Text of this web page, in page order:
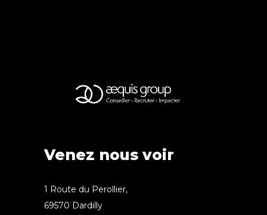
Venez nous voir
1 Route du Perollier,
69570 Dardilly